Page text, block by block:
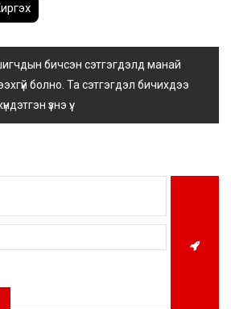
бичсэн сэтгэгдэлд манай
болно. Та сэтгэгдэл бичихдээ
үзнэ үү.